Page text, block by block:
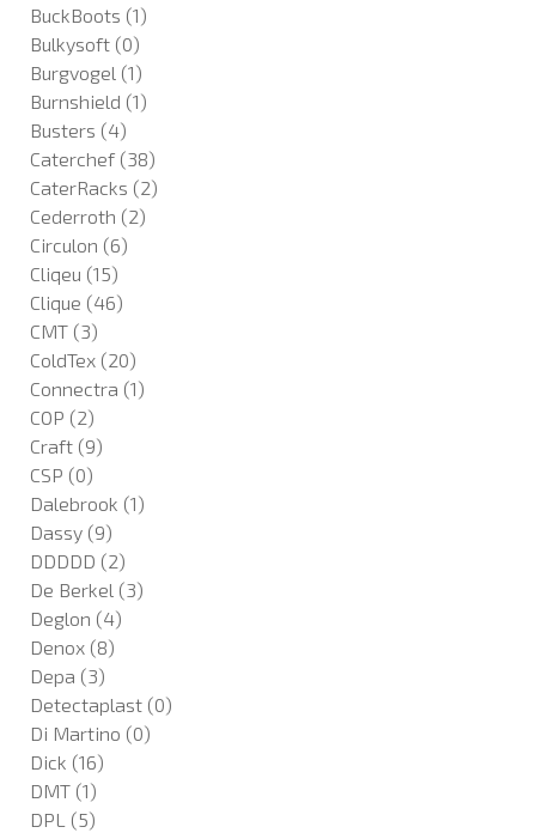
BuckBoots (1)
Bulkysoft (0)
Burgvogel (1)
Burnshield (1)
Busters (4)
Caterchef (38)
CaterRacks (2)
Cederroth (2)
Circulon (6)
Cliqeu (15)
Clique (46)
CMT (3)
ColdTex (20)
Connectra (1)
COP (2)
Craft (9)
CSP (0)
Dalebrook (1)
Dassy (9)
DDDDD (2)
De Berkel (3)
Deglon (4)
Denox (8)
Depa (3)
Detectaplast (0)
Di Martino (0)
Dick (16)
DMT (1)
DPL (5)